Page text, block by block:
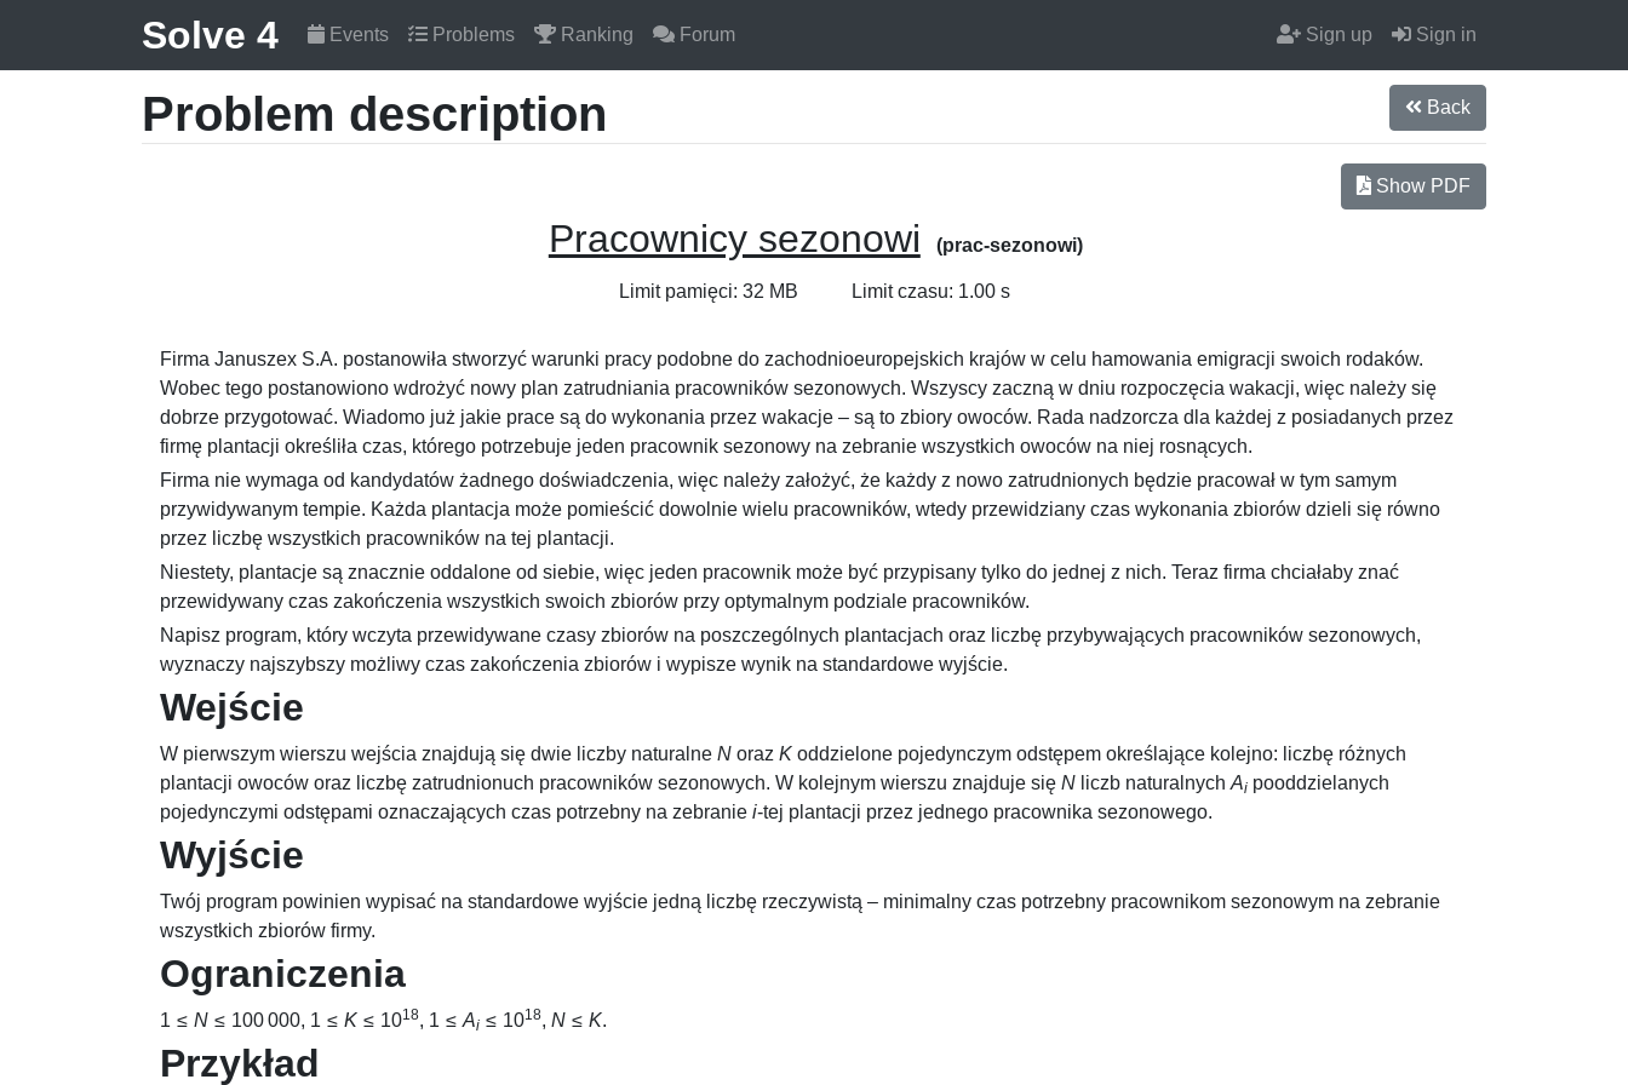
Solve 4 Events Problems Ranking Forum Sign up Sign in
Problem description Back
Show PDF
Pracownicy sezonowi (prac-sezonowi)
Limit pamięci: 32 MB Limit czasu: 1.00 s
Firma Januszex S.A. postanowiła stworzyć warunki pracy podobne do zachodnioeuropejskich krajów w celu hamowania emigracji swoich rodaków.
Wobec tego postanowiono wdrożyć nowy plan zatrudniania pracowników sezonowych. Wszyscy zaczną w dniu rozpoczęcia wakacji, więc należy się
dobrze przygotować. Wiadomo już jakie prace są do wykonania przez wakacje – są to zbiory owoców. Rada nadzorcza dla każdej z posiadanych przez
firmę plantacji określiła czas, którego potrzebuje jeden pracownik sezonowy na zebranie wszystkich owoców na niej rosnących.
Firma nie wymaga od kandydatów żadnego doświadczenia, więc należy założyć, że każdy z nowo zatrudnionych będzie pracował w tym samym
przywidywanym tempie. Każda plantacja może pomieścić dowolnie wielu pracowników, wtedy przewidziany czas wykonania zbiorów dzieli się równo
przez liczbę wszystkich pracowników na tej plantacji.
Niestety, plantacje są znacznie oddalone od siebie, więc jeden pracownik może być przypisany tylko do jednej z nich. Teraz firma chciałaby znać
przewidywany czas zakończenia wszystkich swoich zbiorów przy optymalnym podziale pracowników.
Napisz program, który wczyta przewidywane czasy zbiorów na poszczególnych plantacjach oraz liczbę przybywających pracowników sezonowych,
wyznaczy najszybszy możliwy czas zakończenia zbiorów i wypisze wynik na standardowe wyjście.
Wejście
W pierwszym wierszu wejścia znajdują się dwie liczby naturalne N oraz K oddzielone pojedynczym odstępem określające kolejno: liczbę różnych
plantacji owoców oraz liczbę zatrudnionuch pracowników sezonowych. W kolejnym wierszu znajduje się N liczb naturalnych Ai pooddzielanych
pojedynczymi odstępami oznaczających czas potrzebny na zebranie i-tej plantacji przez jednego pracownika sezonowego.
Wyjście
Twój program powinien wypisać na standardowe wyjście jedną liczbę rzeczywistą – minimalny czas potrzebny pracownikom sezonowym na zebranie
wszystkich zbiorów firmy.
Ograniczenia
1 ≤ N ≤ 100 000, 1 ≤ K ≤ 1018, 1 ≤ Ai ≤ 1018, N ≤ K.
Przykład